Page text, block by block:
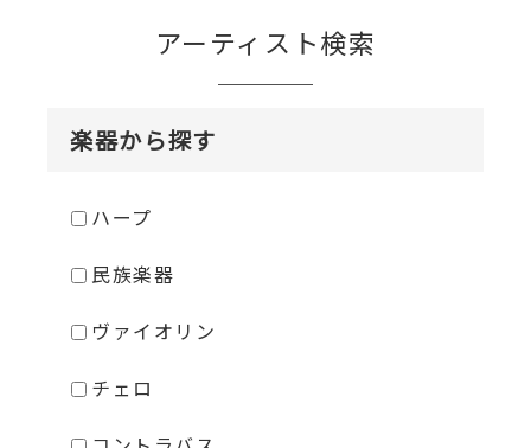
アーティスト検索
楽器から探す
ハープ
民族楽器
ヴァイオリン
チェロ